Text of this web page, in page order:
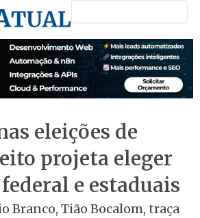
eleições de
projeta eleger
e estaduais
Branco, Tião Bocalom, traça